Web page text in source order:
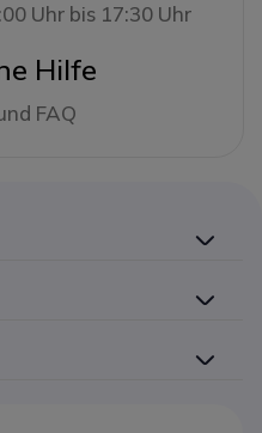
Uhr bis 17:30 Uhr
Hilfe
FAQ